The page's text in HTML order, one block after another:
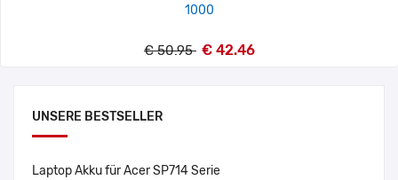
UNSERE BESTSELLER
Laptop Akku für Acer SP714 Serie
1000
€ 50.95 € 42.46